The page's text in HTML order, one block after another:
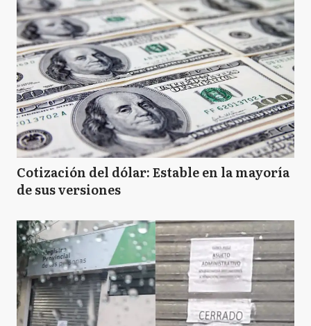
Cotización del dólar: Estable en la mayoría
de sus versiones